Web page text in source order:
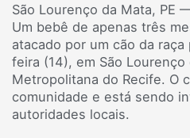
São Lourenço da Mata, PE
Um bebê de apenas três
atacado por um cão da
feira (14), em São Lourenço
Metropolitana do Recife. O
comunidade e está sendo
autoridades locais.